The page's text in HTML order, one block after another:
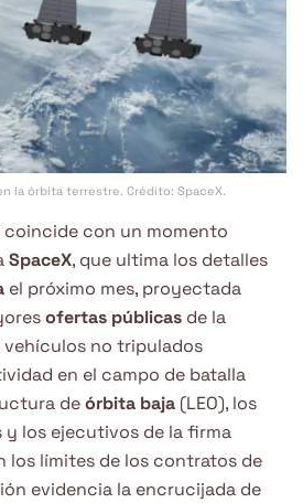
la órbita terrestre. Crédito: SpaceX.
con un momento
SpaceX, que ultima los detalles
el próximo mes, proyectada
ofertas públicas de la
no tripulados
en el campo de batalla
deórbita baja (LEO), los
y los ejecutivos de la firma
los límites de los contratos de
evidencia la encrucijada de